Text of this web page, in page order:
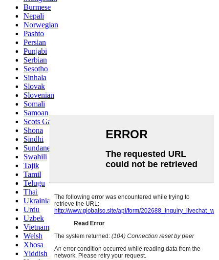
Burmese
Nepali
Norwegian
Pashto
Persian
Punjabi
Serbian
Sesotho
Sinhala
Slovak
Slovenian
Somali
Samoan
Scots Gaelic
Shona
Sindhi
Sundanese
Swahili
Tajik
Tamil
Telugu
Thai
Ukrainian
Urdu
Uzbek
Vietnamese
Welsh
Xhosa
Yiddish